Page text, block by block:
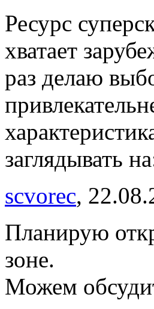
Ресурс
хватает
раз делаю
заглядывать
scvorec,
Планирую
зоне.
Можем